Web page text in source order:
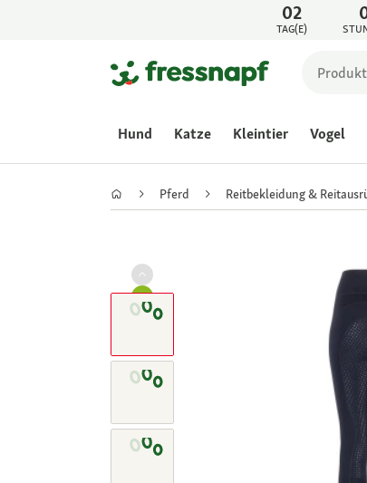
02
TAG(E)
Hund Katze Kleintier Vogel
Pferd Reitbekleidung &